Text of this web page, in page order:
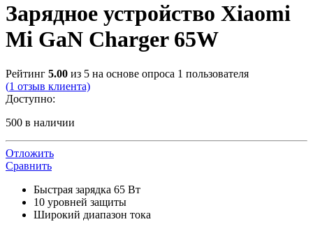
Зарядное устройство Xiaomi
Mi GaN Charger 65W
Рейтинг 5.00 из 5 на основе опроса 1 пользователя
(1 отзыв клиента)
Доступно:
500 в наличии
Отложить
Сравнить
Быстрая зарядка 65 Вт
10 уровней защиты
Широкий диапазон тока